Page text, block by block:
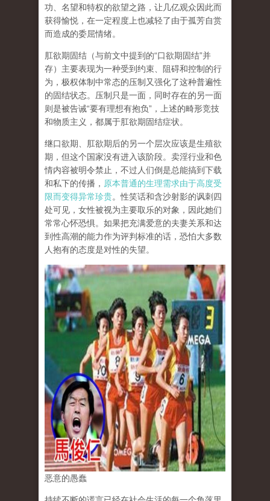
功、名望和特权的欲望之路，让几亿观众因此而
获得愉悦，在一定程度上也减轻了由于孤芳自赏
而造成的委屈情绪。
肛欲期固结 （与前文中提到的“口欲期固结”并
存）主要表现为一种受到约束、阻碍和控制的行
为，极权体制中常态的压制又强化了这种普遍性
的固结状态。压制只是一面，同时存在的另一面
则是被告诫“要有理想有抱负” ，上述的畸形竞技
和物质主义，都属于肛欲期固结症状。
继口欲期、肛欲期后的另一个层次应该是生殖欲
期 ，但这个国家没有进入该阶段。卖淫行业和色
情内容被明令禁止，不过人们倒是总能搞到下载
和私下的传播， 原本普通的生理需求由于高度受
限而变得异常珍贵。性笑话和含沙射影的讽刺四
处可见，女性被视为主要取乐的对象，因此她们
常常心怀恐惧。如果把充满爱意的夫妻关系和达
到性高潮的能力作为评判标准的话，恐怕大多数
人抱有的态度是对性的失望。
恶意的愚蠢